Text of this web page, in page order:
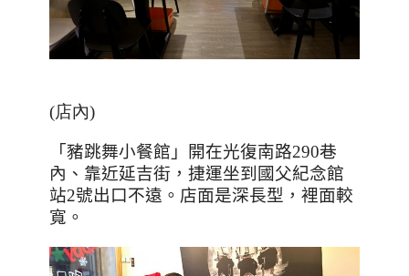
(店內)
「豬跳舞小餐館」開在光復南路290巷
內、靠近延吉街，捷運坐到國父紀念館
站2號出口不遠。 店面是深長型，裡面較
寬。